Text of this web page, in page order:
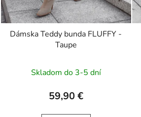
Dámska Teddy bunda FLUFFY -
Taupe
Skladom do 3-5 dní
59,90 €